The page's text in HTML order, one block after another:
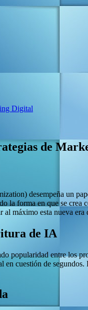
Digital
de
desempeña un
la forma en que se
al máximo esta nueva era
de IA
popularidad entre los
cuestión de